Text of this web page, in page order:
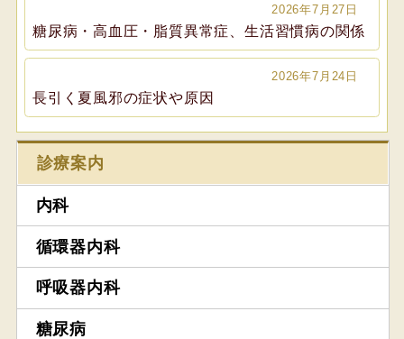
2026年7月27日
糖尿病・高血圧・脂質異常症、生活習慣病の関係
2026年7月24日
長引く夏風邪の症状や原因
診療案内
内科
循環器内科
呼吸器内科
糖尿病